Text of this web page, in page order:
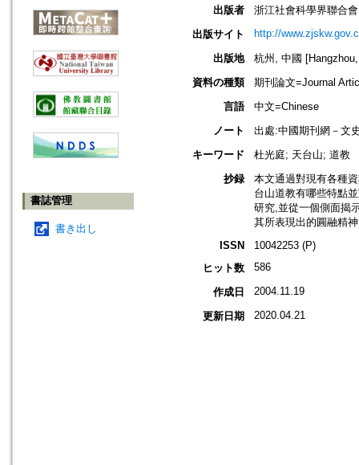
書誌管理
書き出し
出版者
浙江社會科學界聯合會
出版サイト
http://
出版地
杭州, 中國
資料の種類
期刊論文=Journal
言語
中文=Chinese
ノート
出處:中國期刊網－文
キーワード
杜光庭; 天台山; 道教
抄録
本文通過對現有各種
台山道教有哪些特點
研究,並從一個側面揭
其所表現出的圓融精
ISSN
10042253 (P)
ヒット数
586
作成日 2004.11.19
更新日期 2020.04.21